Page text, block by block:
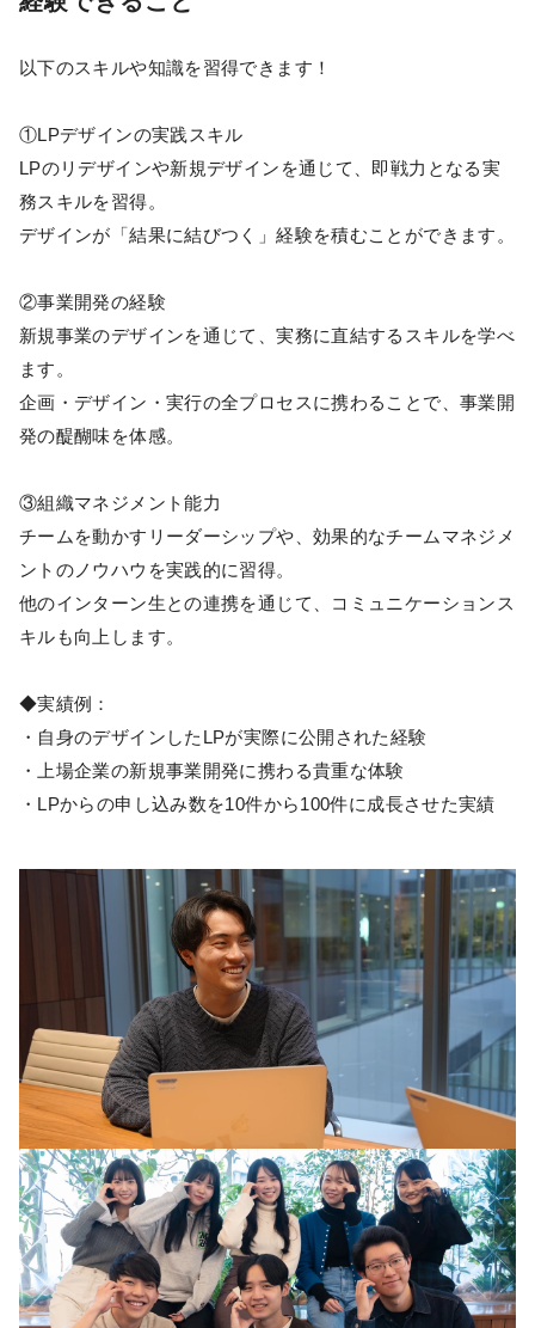
以下のスキルや知識を習得できます！
①LPデザインの実践スキル
LPのリデザインや新規デザインを通じて、即戦力となる実
務スキルを習得。
デザインが「結果に結びつく」経験を積むことができます。
②事業開発の経験
新規事業のデザインを通じて、実務に直結するスキルを学べ
ます。
企画・デザイン・実行の全プロセスに携わることで、事業開
発の醍醐味を体感。
③組織マネジメント能力
チームを動かすリーダーシップや、効果的なチームマネジメ
ントのノウハウを実践的に習得。
他のインターン生との連携を通じて、コミュニケーションス
キルも向上します。
◆実績例：
・自身のデザインしたLPが実際に公開された経験
・上場企業の新規事業開発に携わる貴重な体験
・LPからの申し込み数を10件から100件に成長させた実績